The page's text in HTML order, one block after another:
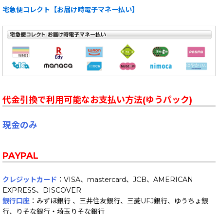
宅急便コレクト【お届け時電子マネー払い】
代金引換で利用可能なお支払い方法(ゆうパック)
現金のみ
PAYPAL
クレジットカード ：VISA、mastercard、JCB、AMERICAN
EXPRESS、DISCOVER
銀行口座 ：みずほ銀行 、三井住友銀行、三菱UFJ銀行、ゆうちょ銀
行、りそな銀行・埼玉りそな銀行